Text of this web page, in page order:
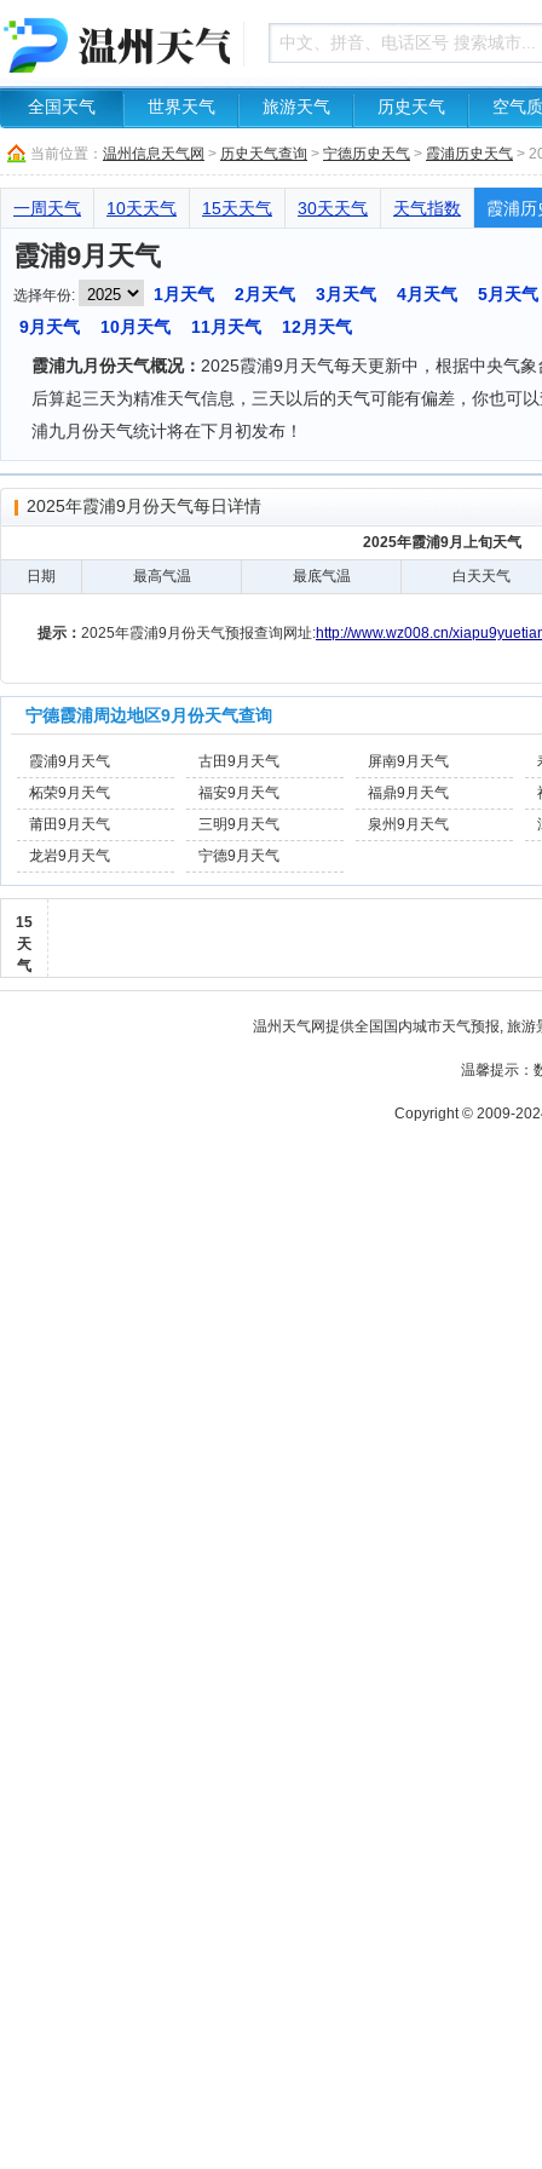
全国天气 世界天气 旅游天气 历史天气 空气
当前位置： 温州信息天气网 > 历史天气查询 > 宁德历史天气 > 霞浦历史天气 >
一周天气 10天天气 15天天气 30天天气 天气指数 霞浦历
霞浦9月天气
选择年份: 1月天气 2月天气 3月天气 4月天气
5月天气
9月天气
10月天气 11月天气
12月天气
霞浦九月份天气概况： 2025霞浦9月天气每天更新中，根据中央气
后算起三天为精准天气信息，三天以后的天气可能有偏差，你也可
浦九月份天气统计将在下月初发布！
2025年霞浦9月份天气每日详情
2025年霞浦9月上旬天气
日期
最高气温 最底气温 白天天气
提示： 2025年霞浦9月份天气预报查询网址:http://www.wz008.cn/
宁德霞浦周边地区9月份天气查询
霞浦9月天气 古田9月天气 屏南9月天气
柘荣9月天气
福安9月天气 福鼎9月天气
莆田9月天气
三明9月天气 泉州9月天气
龙岩9月天气
宁德9月天气
15
天
气
温州天气网提供全国国内城市天气预报, 旅游
温馨提示：
Copyright © 2009-